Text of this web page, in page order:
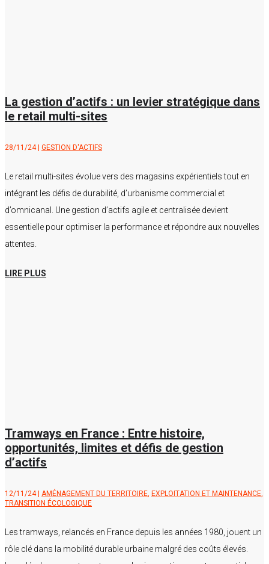
La gestion d’actifs : un levier stratégique dans
le retail multi-sites
28/11/24| GESTION D'ACTIFS
Le retail multi-sites évolue vers des magasins expérientiels tout en
intégrant les défis de durabilité, d’urbanisme commercial et
d’omnicanal. Une gestion d’actifs agile et centralisée devient
essentielle pour optimiser la performance et répondre aux nouvelles
attentes.
LIRE PLUS
Tramways en France : Entre histoire,
opportunités, limites et défis de gestion
d’actifs
12/11/24| AMÉNAGEMENT DU TERRITOIRE, EXPLOITATION ET MAINTENANCE,
TRANSITION ÉCOLOGIQUE
Les tramways, relancés en France depuis les années 1980, jouent un
rôle clé dans la mobilité durable urbaine malgré des coûts élevés.